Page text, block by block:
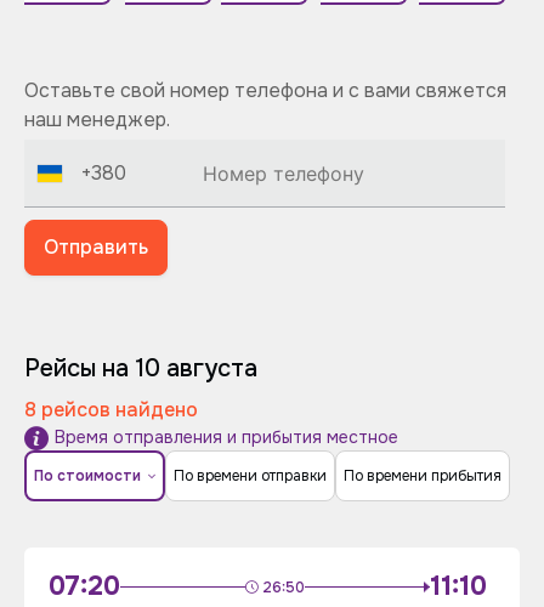
Оставьте свой номер телефона и с вами свяжется
наш менеджер.
+380
Отправить
Рейсы на 10 августа
8 рейсов найдено
Время отправления и прибытия местное
По стоимости По времени отправки По времени прибытия
07:20 26:50 11:10